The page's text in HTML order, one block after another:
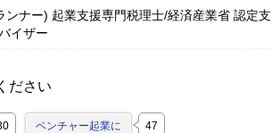
ナー) 起業支援専門税理士/経済産業省 認定支
イザー
ださい
ベンチャー起業に 47